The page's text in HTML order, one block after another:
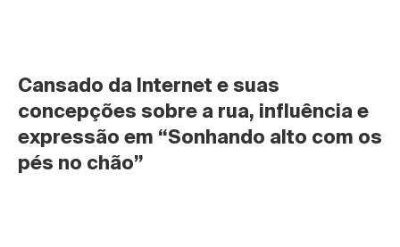
Cansado da Internet e suas
concepções sobre a rua, influência e
expressão em “Sonhando alto com os
pés no chão”